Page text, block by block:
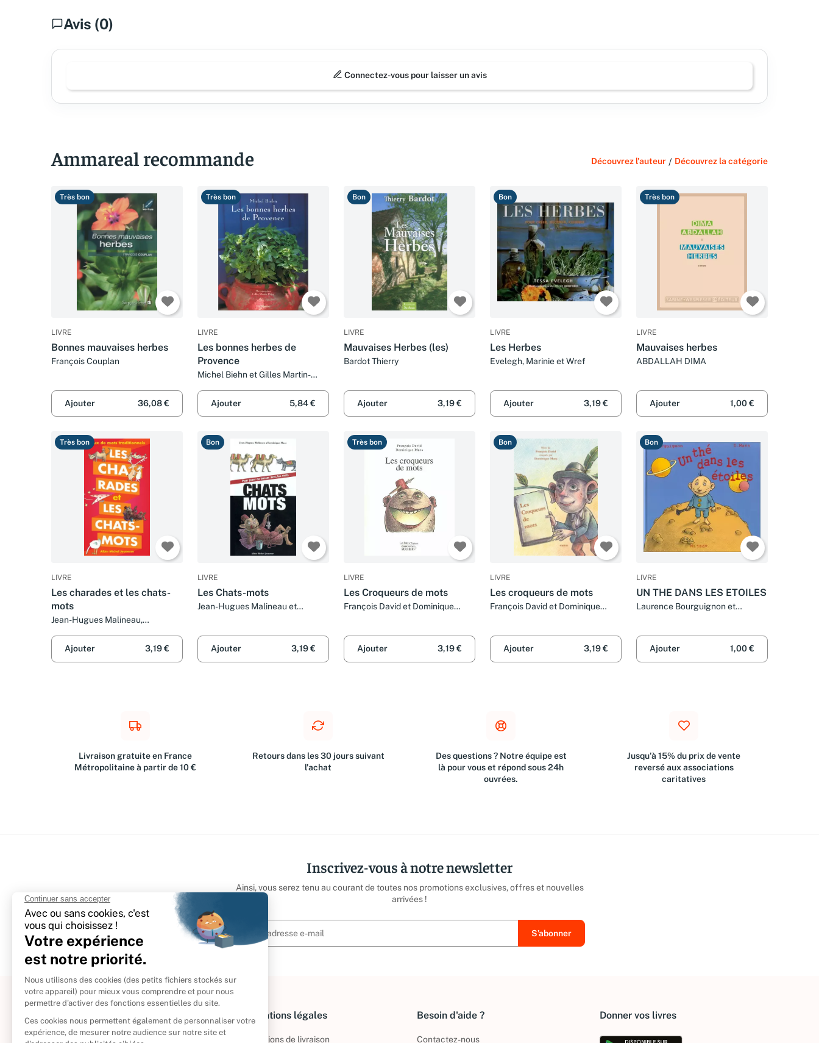
Avis (0)
Connectez-vous pour laisser un avis
Ammareal recommande Découvrez l'auteur / Découvrez la catégorie
Très bon
LIVRE
Bonnes mauvaises herbes
François Couplan
Ajouter 36,08 €
Très bon
LIVRE
Les bonnes herbes de
Provence
Michel Biehn et Gilles Martin-
Ajouter
5,84 €
Bon
LIVRE
Mauvaises Herbes (les)
Bardot Thierry
Ajouter 3,19 €
Bon
LIVRE
Les Herbes
Evelegh, Marinie et Wref
Ajouter 3,19 €
Très bon
LIVRE
Mauvaises herbes
ABDALLAH DIMA
Ajouter 1,00 €
Très bon
LIVRE
Les charades et les chats-
mots
Jean-Hugues Malineau,
Maes
Ajouter 3,19 €
Bon
LIVRE
Les Chats-mots
Jean-Hugues Malineau et
Ajouter 3,19 €
Très bon
LIVRE
Les Croqueurs de mots
François David et Dominique
Ajouter 3,19 €
Bon
LIVRE
Les croqueurs de mots
François David et Dominique
Ajouter 3,19 €
Bon
LIVRE
UN THE DANS LES ETOILES
Laurence Bourguignon et
Ajouter 1,00 €
Livraison gratuite en France
Métropolitaine à partir de 10 €
Retours dans les 30 jours suivant
l'achat
Des questions ? Notre équipe est
là pour vous et répond sous 24h
ouvrées.
Jusqu'à 15% du prix de vente
reversé aux associations
caritatives
Inscrivez-vous à notre newsletter
Ainsi, vous serez tenu au courant de toutes nos promotions exclusives, offres et nouvelles
arrivées !
À propos
Politique de retour
Informations légales
Informations de livraison
Besoin d'aide ?
Contactez-nous
Donner vos livres